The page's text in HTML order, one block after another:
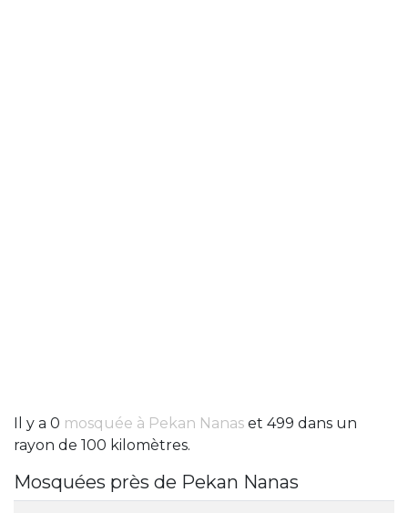
Il y a 0 mosquée à Pekan Nanas et 499 dans un
rayon de 100 kilomètres.
Mosquées près de Pekan Nanas